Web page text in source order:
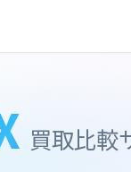
買取比較